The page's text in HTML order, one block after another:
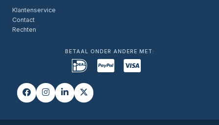
Klantenservice
Contact
Rechten
BETAAL ONDER ANDERE MET: